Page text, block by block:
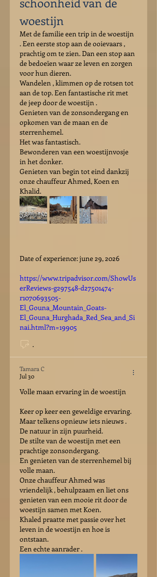
woestijn
Met de familie een trip in de woestijn
. Een eerste stop aan de ooievaars ,
prachtig om te zien. Dan een stop aan
de bedoeïen waar ze leven en zorgen
voor hun dieren.
Wandelen , klimmen op de rotsen tot
aan de top. Een fantastische rit met
de jeep door de woestijn .
Genieten van de zonsondergang en
opkomen van de maan en de
sterrenhemel.
Het was fantastisch.
Bewonderen van een woestijnvosje
in het donker.
Genieten van begin tot eind dankzij
onze chauffeur Ahmed, Koen en
Khalid.
Date of experience: june 29, 2026
https://www.tripadvisor.com/ShowUs
erReviews-g297548-d27501474-
r1070693505-
El_Gouna_Mountain_Goats-
El_Gouna_Hurghada_Red_Sea_and_Si
nai.html?m=19905
.
Tamara C
Jul 30
Volle maan ervaring in de woestijn
Keer op keer een geweldige ervaring.
Maar telkens opnieuw iets nieuws .
De natuur in zijn puurheid.
De stilte van de woestijn met een
prachtige zonsondergang.
En genieten van de sterrenhemel bij
volle maan.
Onze chauffeur Ahmed was
vriendelijk , behulpzaam en liet ons
genieten van een mooie rit door de
woestijn samen met Koen.
Khaled praatte met passie over het
leven in de woestijn en hoe is
ontstaan.
Een echte aanrader .